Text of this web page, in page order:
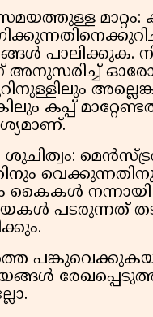
മാറ്റം:
പാലിക്കുക.
അനുസരിച്ച് ഓരോ
കപ്പ്
ശുചിത്വം:
കൈകൾ
പടരുന്നത്